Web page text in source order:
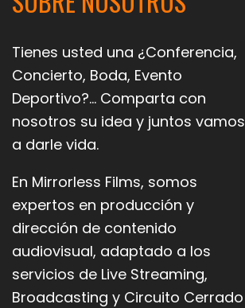
Tienes usted una ¿Conferencia,
Concierto, Boda, Evento
Deportivo?… Comparta con
nosotros su idea y juntos vamos
a darle vida.
En Mirrorless Films, somos
expertos en producción y
dirección de contenido
audiovisual, adaptado a los
servicios de Live Streaming,
Broadcasting y Circuito Cerrado